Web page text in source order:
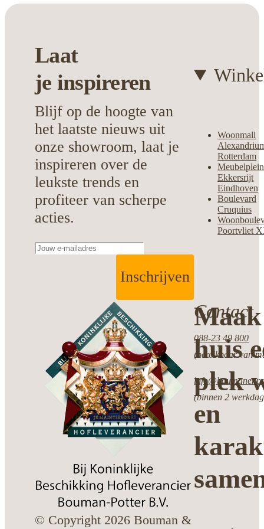
jarenlang plezier, terwijl het design jouw
Kies voor deze verfijnde aanvulling uit de
Feelings collectie en creëer een
samenhangende en complete look in jouw
huis.
huis
plek
en
Laat
je inspireren
Blijf op de hoogte van
het laatste nieuws uit
onze showroom, laat je
inspireren over de
leukste trends en
profiteer van scherpe
acties.
Inschrijven
Contact
088-23 49 800
(bereikbaar van
(binnen 2
Woonmall
Rotterdam
Meubelplein
Ekkersrijt
Eindhoven
Boulevard
Cruquius
Poortvliet
© Copyright 2026 Bouman &